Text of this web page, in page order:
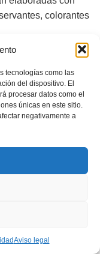
tecnologías como las
del dispositivo. El
procesar datos como el
únicas en este sitio.
negativamente a
Aviso legal
colorantes
de Lily's
feliz y
cosa para
en
Lily´s